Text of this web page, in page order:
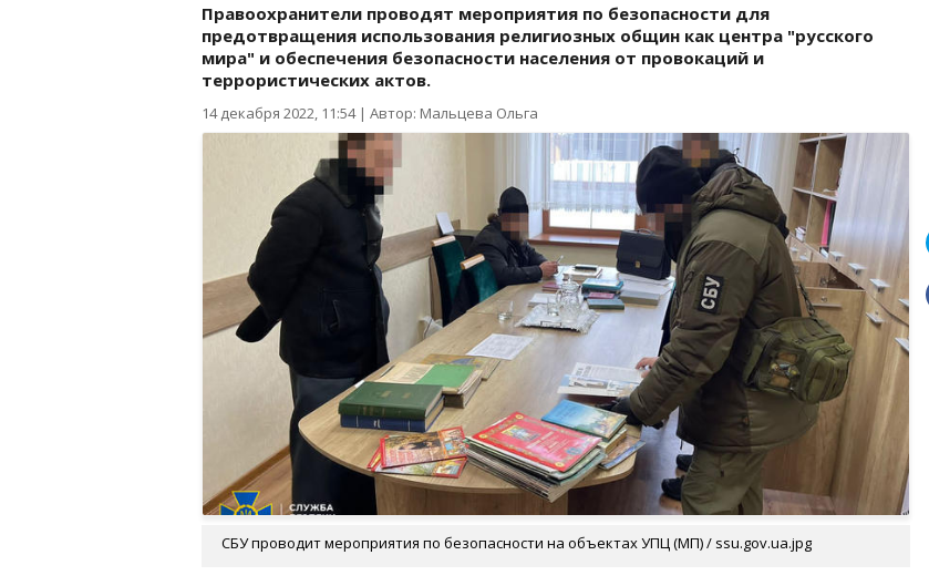
Правоохранители проводят мероприятия по безопасности для
предотвращения использования религиозных общин как центра "русского
мира" и обеспечения безопасности населения от провокаций и
террористических актов.
14 декабря 2022, 11:54| Автор: Мальцева Ольга
СБУ проводит мероприятия по безопасности на объектах УПЦ (МП) / ssu.gov.ua.jpg